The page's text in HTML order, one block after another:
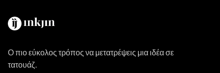
Ο πιο εύκολος τρόπος να μετατρέψεις μια ιδέα σε
τατουάζ.